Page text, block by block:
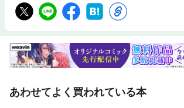
あわせてよく買われている本